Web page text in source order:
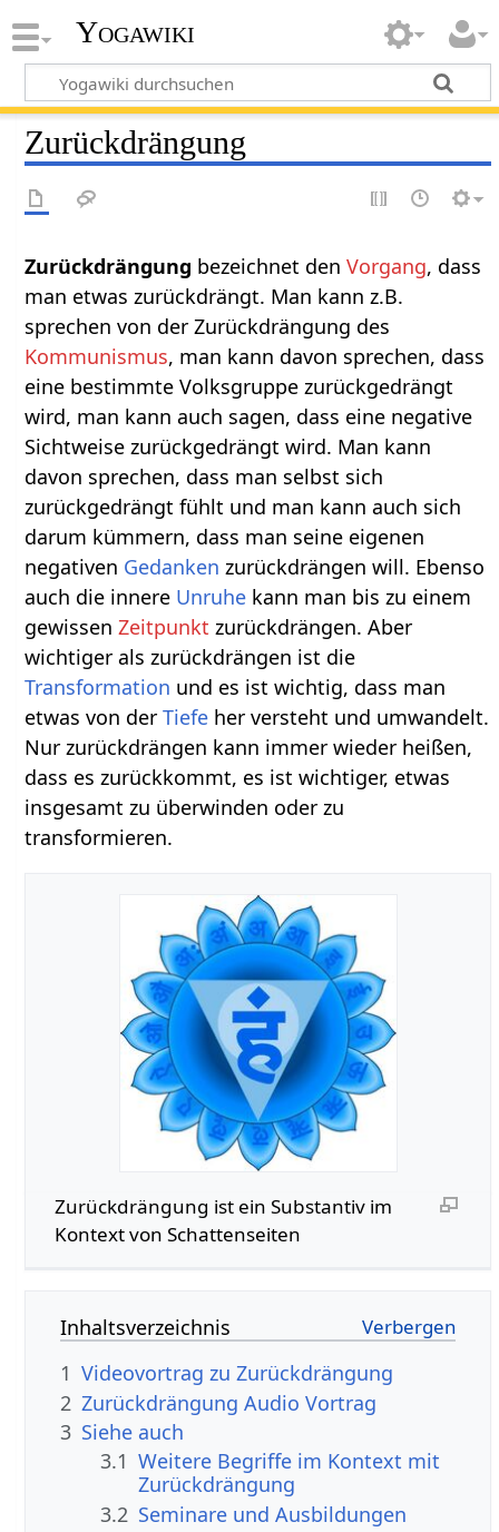
Yogawiki
Zurückdrängung
bezeichnet denVorgang, dass
man etwas zurückdrängt. Man kann z.B.
sprechen von der Zurückdrängung des
Kommunismus, man kann davon sprechen, dass
eine bestimmte Volksgruppe zurückgedrängt
wird, man kann auch sagen, dass eine negative
Sichtweise zurückgedrängt wird. Man kann
davon sprechen, dass man selbst sich
zurückgedrängt fühlt und man kann auch sich
darum kümmern, dass man seine eigenen
negativen Gedanken zurückdrängen will. Ebenso
auch die innere Unruhe kann man bis zu einem
gewissenZeitpunkt zurückdrängen. Aber
wichtiger als zurückdrängen ist die
Transformation und es ist wichtig, dass man
etwas von derTiefe her versteht und umwandelt.
Nur zurückdrängen kann immer wieder heißen,
dass es zurückkommt, es ist wichtiger, etwas
insgesamt zu überwinden oder zu
transformieren.
Zurückdrängung‏‎ ist ein Substantiv im
Kontext von Schattenseiten
Inhaltsverzeichnis
1
2
Zurückdrängung‏‎ Audio Vortrag
3 Siehe auch
3.1 Weitere Begriffe im Kontext mit
3.2 Seminare und Ausbildungen